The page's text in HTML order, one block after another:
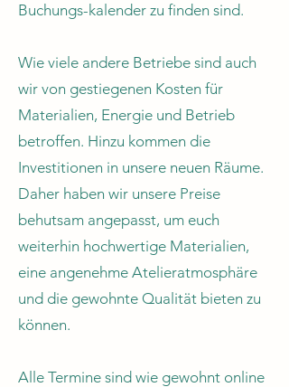
Buchungs-kalender zu finden sind.
Wie viele andere Betriebe sind auch
wir von gestiegenen Kosten für
Materialien, Energie und Betrieb
betroffen. Hinzu kommen die
Investitionen in unsere neuen Räume.
Daher haben wir unsere Preise
behutsam angepasst, um euch
weiterhin hochwertige Materialien,
eine angenehme Atelieratmosphäre
und die gewohnte Qualität bieten zu
können.
Alle Termine sind wie gewohnt online